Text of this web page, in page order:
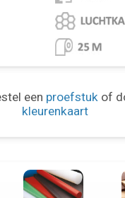
een proefstukof
kleurenkaart